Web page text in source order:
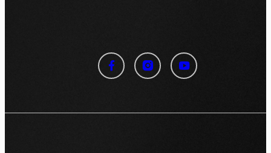
Cookies management
By allowing these third party services, you accept their